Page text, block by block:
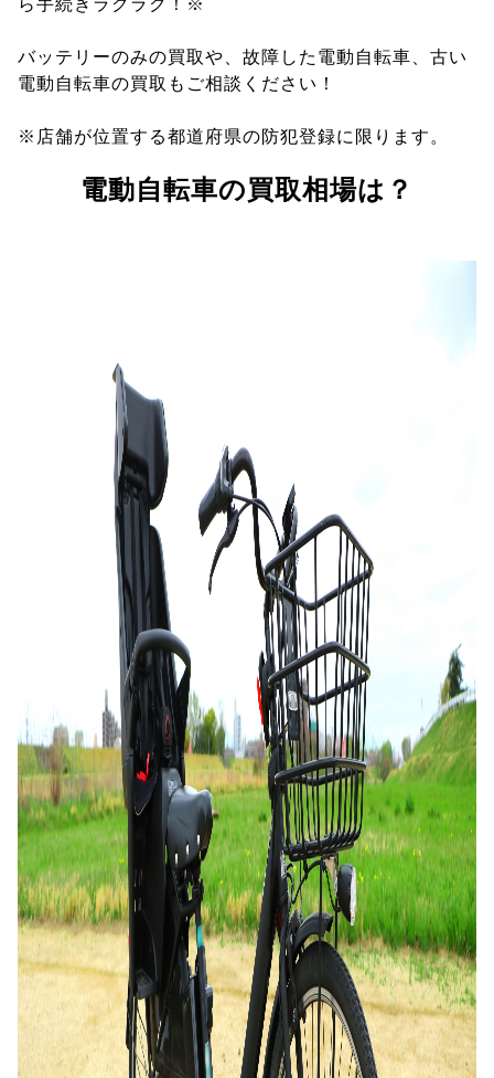
バッテリーのみの買取や、故障した電動自転車、古い
電動自転車の買取もご相談ください！
※店舗が位置する都道府県の防犯登録に限ります。
電動自転車の買取相場は？